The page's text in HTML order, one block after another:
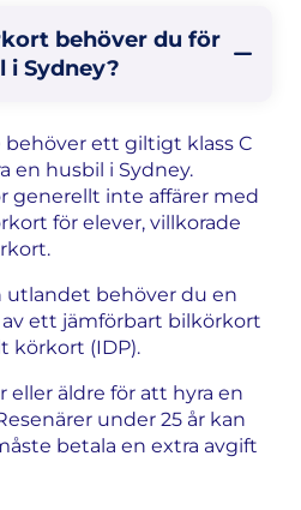
behöver du för
i Sydney?
behöver ett giltigt klass C
en husbil i Sydney.
generellt inte affärer med
för elever, villkorade
utlandet behöver du en
ett jämförbart bilkörkort
körkort (IDP).
eller äldre för att hyra en
under 25 år kan
betala en extra avgift